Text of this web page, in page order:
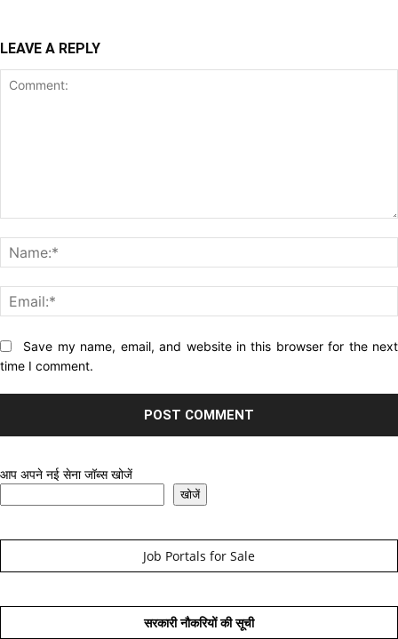
LEAVE A REPLY
Website:Save my name, email, and website in this browser for the next
time I comment.
आप अपने नई सेना जॉब्स खोजें
खोजें
Job Portals for Sale
सरकारी नौकरियों की सूची